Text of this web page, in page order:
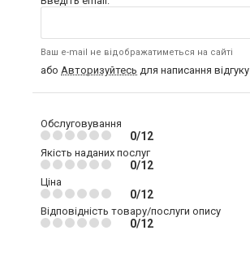
Ваш e-mail не відображатиметься на сайті
або Авторизуйтесь для написання відгуку
Обслуговування
0/12
Якість наданих послуг
0/12
Ціна
0/12
Відповідність товару/послуги опису
0/12